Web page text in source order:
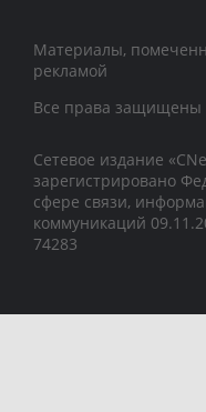
Материалы,
рекламой
Все права защищены
Сетевое издание
зарегистрировано
сфере связи,
коммуникаций
74283